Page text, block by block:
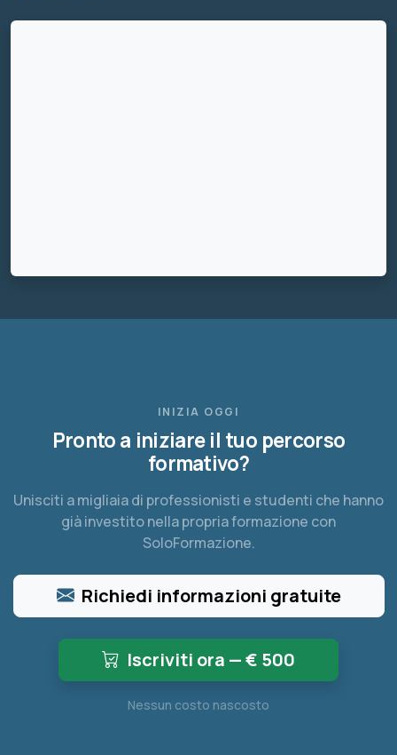
INIZIA OGGI
Pronto a iniziare il tuo percorso
formativo?
Unisciti a migliaia di professionisti e studenti che hanno
già investito nella propria formazione con
SoloFormazione.
Richiedi informazioni gratuite
Iscriviti ora — € 500
Nessun costo nascosto